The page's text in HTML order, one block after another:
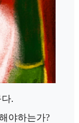
.
야하는가?